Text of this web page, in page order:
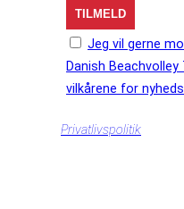
Jeg vil gerne
Danish
vilkårene for
Privatlivspolitik